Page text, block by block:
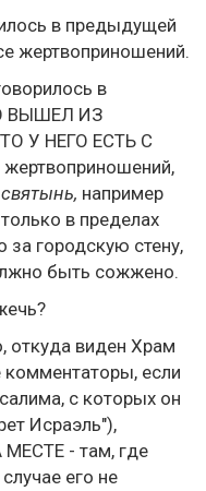
в предыдущей
жертвоприношений.
в
ВЫШЕЛ ИЗ
У НЕГО ЕСТЬ С
например
в пределах
за городскую стену,
быть сожжено.
виден Храм
комментаторы, если
с которых он
Исраэль"),
- там, где
его не